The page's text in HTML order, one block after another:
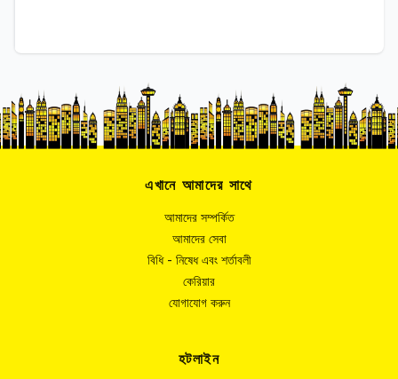
এখানে আমাদের সাথে
আমাদের সম্পর্কিত
আমাদের সেবা
বিধি - নিষেধ এবং শর্তাবলী
কেরিয়ার
যোগাযোগ করুন
হটলাইন